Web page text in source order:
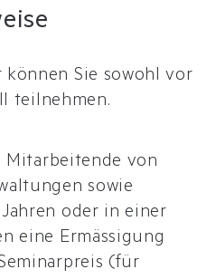
können Sie sowohl vor
teilnehmen.
Mitarbeitende von
sowie
oder in einer
eine Ermässigung
(für